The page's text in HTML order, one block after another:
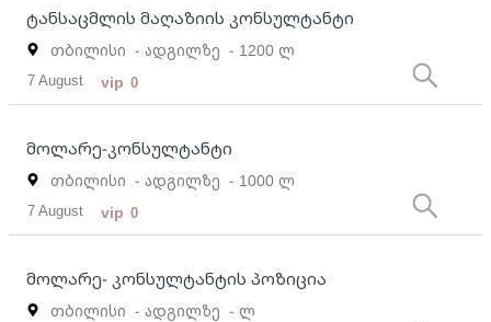
ტანსაცმლის მაღაზიის კონსულტანტი
თბილისი - ადგილზე - 1200 ლ
7 August vip 0
მოლარე-კონსულტანტი
თბილისი - ადგილზე - 1000 ლ
7 August vip 0
მოლარე- კონსულტანტის პოზიცია
თბილისი - ადგილზე - ლ